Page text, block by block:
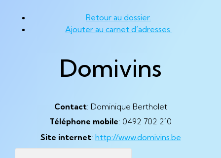
Retour au dossier.
Ajouter au carnet d’adresses.
Domivins
Contact: Dominique Bertholet
Téléphone mobile: 0492 702 210
Site internet: http://www.domivins.be